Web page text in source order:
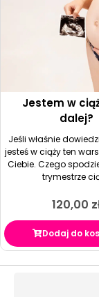
Jestem w
dalej?
Jeśli właśnie
jesteś w ciąży ten
Ciebie. Czego
trymestrze
120,00
Dodaj do